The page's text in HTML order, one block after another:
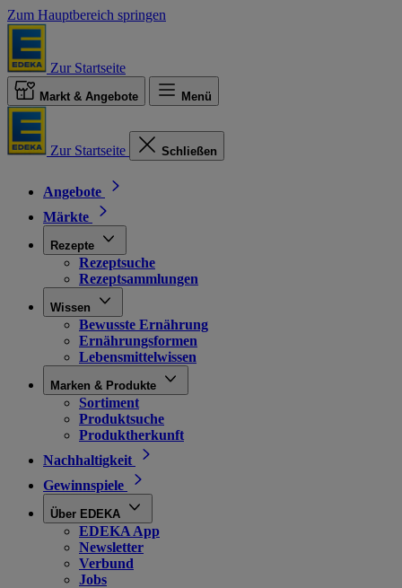
Zum Hauptbereich springen
Zur Startseite
Markt & Angebote Menü
Zur Startseite Schließen
Angebote
Märkte
Rezepte
Rezeptsuche
Rezeptsammlungen
Wissen
Bewusste Ernährung
Ernährungsformen
Lebensmittelwissen
Marken & Produkte
Sortiment
Produktsuche
Produktherkunft
Nachhaltigkeit
Gewinnspiele
Über EDEKA
EDEKA App
Newsletter
Verbund
Jobs